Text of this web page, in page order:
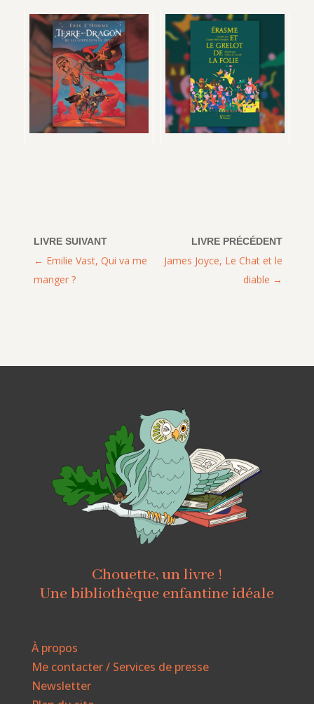
James Joyce, Le Chat et le
diable
Emilie Vast, Qui va me
manger ?
Chouette, un livre !
Une bibliothèque enfantine idéale
À propos
Me contacter / Services de presse
Newsletter